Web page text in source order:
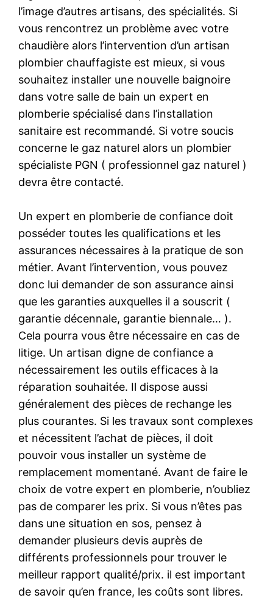
l’image d’autres artisans, des spécialités. Si
vous rencontrez un problème avec votre
chaudière alors l’intervention d’un artisan
plombier chauffagiste est mieux, si vous
souhaitez installer une nouvelle baignoire
dans votre salle de bain un expert en
plomberie spécialisé dans l’installation
sanitaire est recommandé. Si votre soucis
concerne le gaz naturel alors un plombier
spécialiste PGN ( professionnel gaz naturel )
devra être contacté.
Un expert en plomberie de confiance doit
posséder toutes les qualifications et les
assurances nécessaires à la pratique de son
métier. Avant l’intervention, vous pouvez
donc lui demander de son assurance ainsi
que les garanties auxquelles il a souscrit (
garantie décennale, garantie biennale… ).
Cela pourra vous être nécessaire en cas de
litige. Un artisan digne de confiance a
nécessairement les outils efficaces à la
réparation souhaitée. Il dispose aussi
généralement des pièces de rechange les
plus courantes. Si les travaux sont complexes
et nécessitent l’achat de pièces, il doit
pouvoir vous installer un système de
remplacement momentané. Avant de faire le
choix de votre expert en plomberie, n’oubliez
pas de comparer les prix. Si vous n’êtes pas
dans une situation en sos, pensez à
demander plusieurs devis auprès de
différents professionnels pour trouver le
meilleur rapport qualité/prix. il est important
de savoir qu’en france, les coûts sont libres.